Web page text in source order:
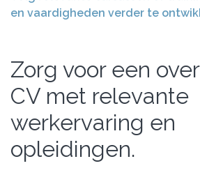
en vaardigheden verder te
Zorg voor een
CV met relevante
werkervaring en
opleidingen.